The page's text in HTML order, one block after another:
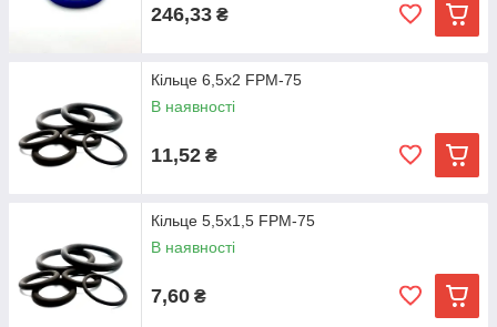
246,33 ₴
Кільце 6,5х2 FPM-75
В наявності
11,52 ₴
Кільце 5,5х1,5 FPM-75
В наявності
7,60 ₴